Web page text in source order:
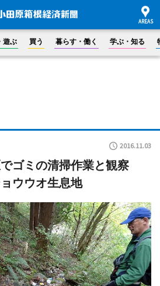
遊ぶ 買う 暮らす・働く 学ぶ・知る
2016.11.03
ゴミの清掃作業と観察
ウウオ生息地